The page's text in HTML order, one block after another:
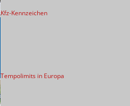
Kfz-Kennzeichen
Tempolimits in Europa